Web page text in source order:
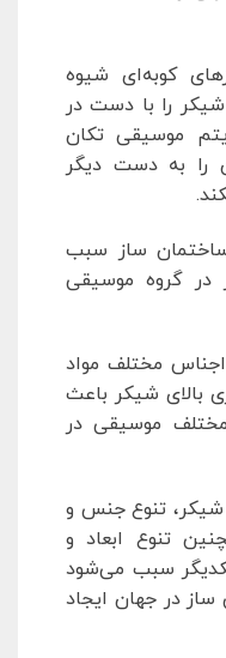
کوبه‌ای شیوه
شیکر را با دست در
موسیقی تکان
به دست دیگر
ساز سبب
گروه موسیقی
مختلف مواد
بالای شیکر باعث
موسیقی در
شیکر، تنوع جنس و
تنوع ابعاد و
سبب می‌شود
ساز در جهان ایجاد